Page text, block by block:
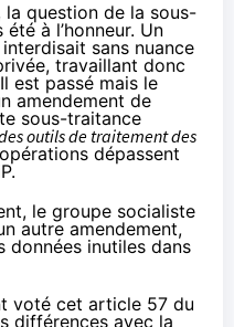
question de la sous-
à l’honneur. Un
sans nuance
travaillant donc
est passé mais le
amendement de
sous-traitance
outils de traitement des
dépassent
le groupe socialiste
autre amendement,
données inutiles dans
voté cet article 57 du
différences avec la